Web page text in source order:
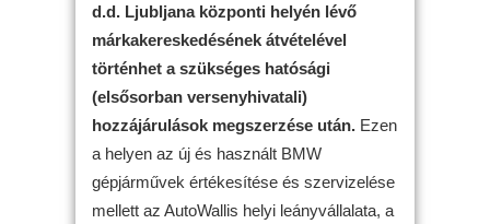
d.d. Ljubljana központi helyén lévő
márkakereskedésének átvételével
történhet a szükséges hatósági
(elsősorban versenyhivatali)
hozzájárulások megszerzése után. Ezen
a helyen az új és használt BMW
gépjárművek értékesítése és szervizelése
mellett az AutoWallis helyi leányvállalata, a